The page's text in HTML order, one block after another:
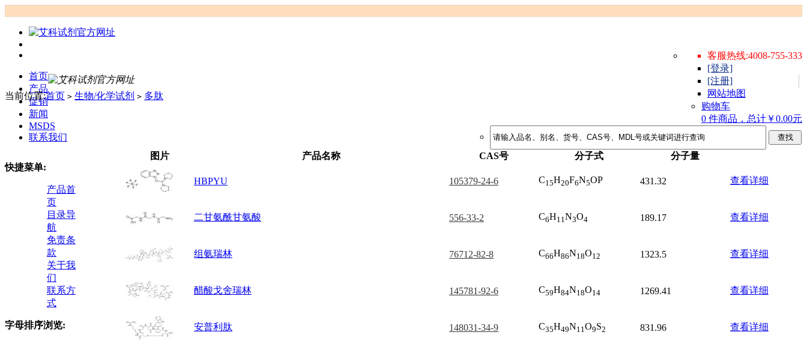
客服热线:4008-755-333
[登录]
[注册]
网站地图
购物车
0 件商品，总计￥0.00元
首页
产品
促销
新闻
MSDS
联系我们
当前位置:首页 > 生物/化学试剂 > 多肽
快捷菜单:
产品首
页
目录导
航
免责条
款
关于我
们
联系方
式
字母排序浏览:
图片 产品名称 CAS号 分子式 分子量
HBPYU 105379-24-6 C15H20F6N5OP 431.32 查看详细
二甘氨酰甘氨酸 556-33-2 C6H11N3O4 189.17 查看详细
组氨瑞林 76712-82-8 C66H86N18O12 1323.5 查看详细
醋酸戈舍瑞林 145781-92-6 C59H84N18O14 1269.41 查看详细
安普利肽 148031-34-9 C35H49N11O9S2 831.96 查看详细